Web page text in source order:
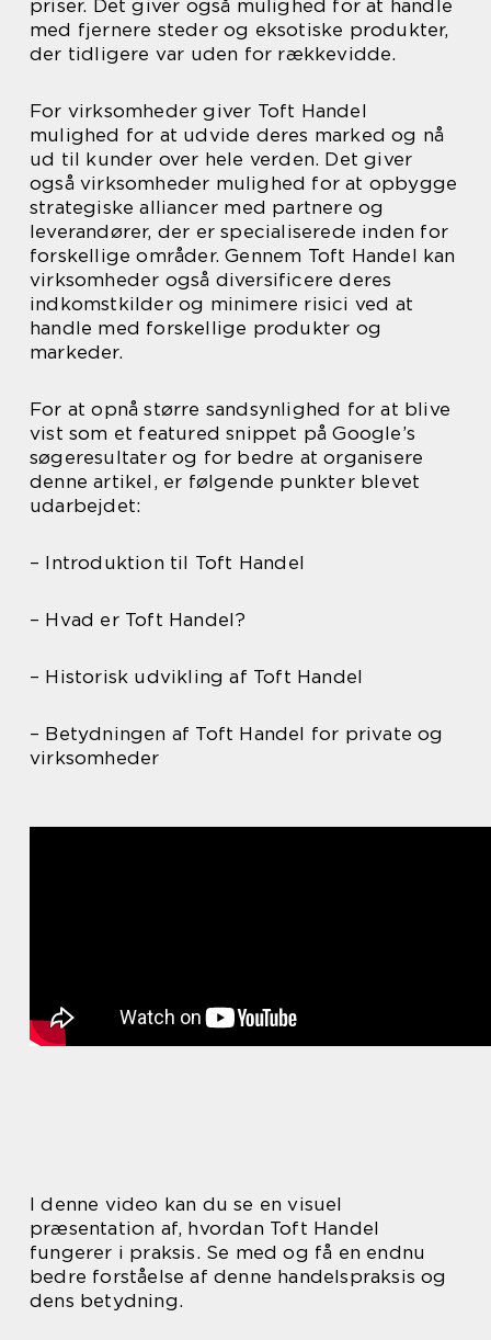
priser. Det giver også mulighed for at handle
med fjernere steder og eksotiske produkter,
der tidligere var uden for rækkevidde.
For virksomheder giver Toft Handel
mulighed for at udvide deres marked og nå
ud til kunder over hele verden. Det giver
også virksomheder mulighed for at opbygge
strategiske alliancer med partnere og
leverandører, der er specialiserede inden for
forskellige områder. Gennem Toft Handel kan
virksomheder også diversificere deres
indkomstkilder og minimere risici ved at
handle med forskellige produkter og
markeder.
For at opnå større sandsynlighed for at blive
vist som et featured snippet på Google’s
søgeresultater og for bedre at organisere
denne artikel, er følgende punkter blevet
udarbejdet:
– Introduktion til Toft Handel
– Hvad er Toft Handel?
– Historisk udvikling af Toft Handel
– Betydningen af Toft Handel for private og
virksomheder
I denne video kan du se en visuel
præsentation af, hvordan Toft Handel
fungerer i praksis. Se med og få en endnu
bedre forståelse af denne handelspraksis og
dens betydning.